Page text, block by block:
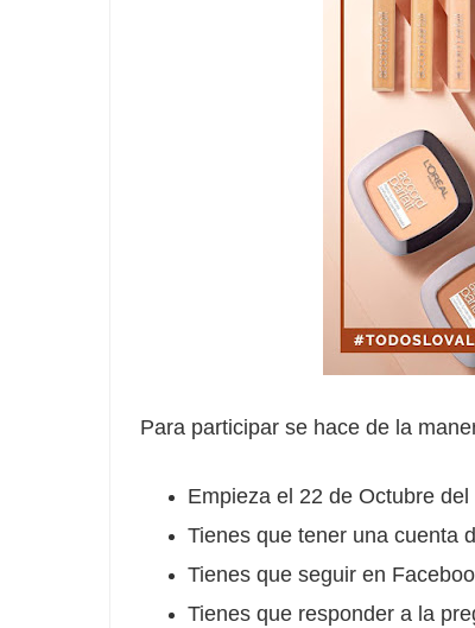
Para participar se hace de la
Empieza el 22 de Octubre
Tienes que tener una cuenta
Tienes que seguir en
Tienes que responder a la